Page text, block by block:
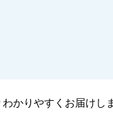
かりやすくお届けし